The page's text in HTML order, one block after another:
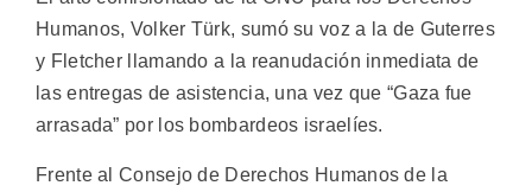
Humanos, Volker Türk, sumó su voz a la de Guterres
y Fletcher llamando a la reanudación inmediata de
las entregas de asistencia, una vez que “Gaza fue
arrasada” por los bombardeos israelíes.
Frente al Consejo de Derechos Humanos de la